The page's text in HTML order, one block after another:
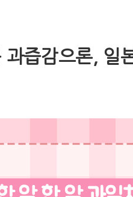
과즙감으론, 일